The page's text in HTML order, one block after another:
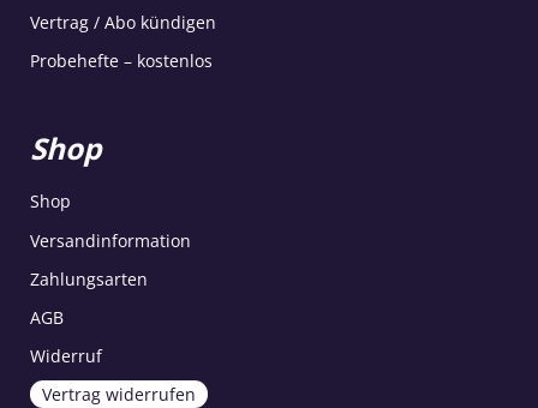
Vertrag / Abo kündigen
Probehefte – kostenlos
Shop
Shop
Versandinformation
Zahlungsarten
AGB
Widerruf
Vertrag widerrufen